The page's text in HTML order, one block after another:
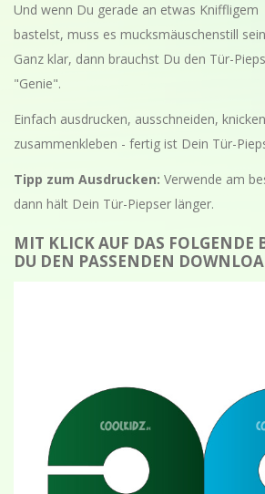
Und wenn Du gerade an etwas Kniffligem
bastelst, muss es mucksmäuschenstill
Ganz klar, dann brauchst Du den Tür-
"Genie".
Einfach ausdrucken, ausschneiden,
zusammenkleben - fertig ist Dein Tür-
Tipp zum Ausdrucken: Verwende am
dann hält Dein Tür-Piepser länger.
MIT KLICK AUF DAS FOLGENDE
DU DEN PASSENDEN